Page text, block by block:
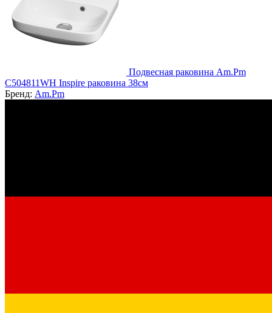
Подвесная раковина Am.Pm
C504811WH Inspire раковина 38см
Бренд: Am.Pm